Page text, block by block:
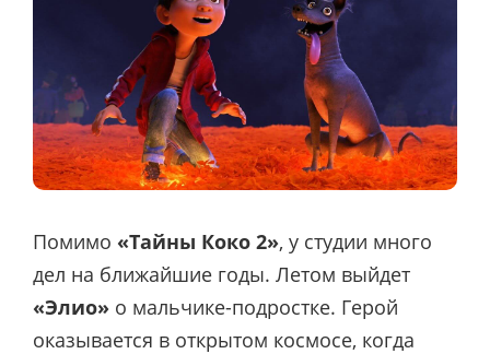
Помимо «Тайны Коко 2», у студии много
дел на ближайшие годы. Летом выйдет
«Элио» о мальчике-подростке. Герой
оказывается в открытом космосе, когда